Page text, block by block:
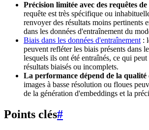
Précision limitée avec des requêtes
requête est très spécifique ou
renvoyer des résultats moins pertinents
dans les données d'entraînement du
Biais dans les données d'entraînement :
peuvent refléter les biais présents dans
lesquels ils ont été entraînés, ce qui
résultats biaisés ou incomplets.
La performance dépend de la qualité
images à basse résolution ou floues
de la génération d'embeddings et la
Points clés#